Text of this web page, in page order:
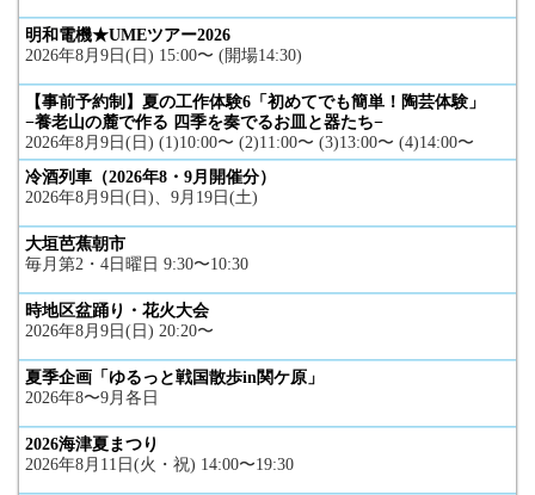
明和電機★UMEツアー2026
2026年8月9日(日) 15:00〜 (開場14:30)
【事前予約制】夏の工作体験6「初めてでも簡単！陶芸体験」
−養老山の麓で作る 四季を奏でるお皿と器たち−
2026年8月9日(日) (1)10:00〜 (2)11:00〜 (3)13:00〜 (4)14:00〜
冷酒列車（2026年8・9月開催分）
2026年8月9日(日)、9月19日(土)
大垣芭蕉朝市
毎月第2・4日曜日 9:30〜10:30
時地区盆踊り・花火大会
2026年8月9日(日) 20:20〜
夏季企画「ゆるっと戦国散歩in関ケ原」
2026年8〜9月各日
2026海津夏まつり
2026年8月11日(火・祝) 14:00〜19:30